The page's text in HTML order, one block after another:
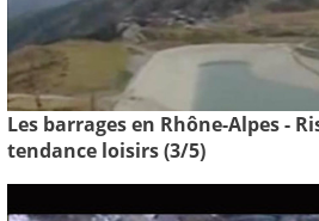
Les barrages en Rhône-Alpes -
tendance loisirs (3/5)